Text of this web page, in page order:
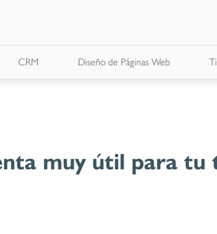
CRM Diseño de Páginas Web
muy útil para tu